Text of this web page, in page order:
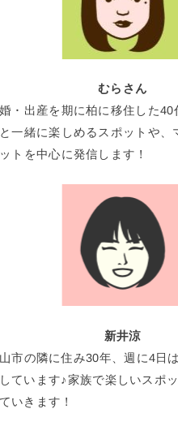
むらさん
・出産を期に柏に移住した40
一緒に楽しめるスポットや、
トを中心に発信します！
新井涼
市の隣に住み30年、週に4日
ています♪家族で楽しいスポ
いきます！